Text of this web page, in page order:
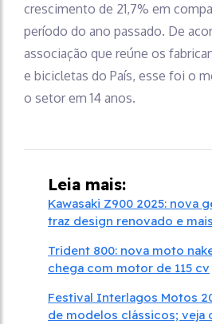
crescimento de 21,7% em
período do ano passado. De
associação que reúne os
e bicicletas do País, esse foi o
o setor em 14 anos.
Leia mais:
Kawasaki Z900 2025: nova
traz design renovado e
Trident 800: nova moto
chega com motor de 115 cv
Festival Interlagos Motos
de modelos clássicos; veja